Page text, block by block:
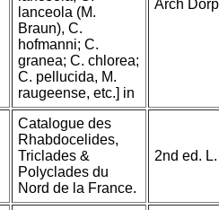
lanceola (M.
Braun), C.
hofmanni; C.
granea; C. chlorea;
C. pellucida, M.
raugeense, etc.] in
Arch
Catalogue des
Rhabdocelides,
Triclades &
Polyclades du
Nord de la France.
2nd ed.